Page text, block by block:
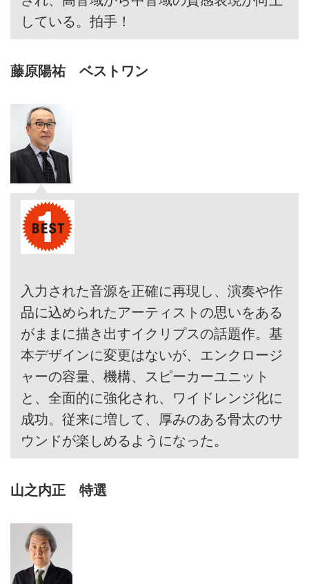
している。拍手！
藤原陽祐 ベストワン
入力された音源を正確に再現し、演奏や作
品に込められたアーティストの思いをある
がままに描き出すイクリプスの話題作。基
本デザインに変更はないが、エンクロージ
ャーの容量、機構、スピーカーユニット
と、全面的に強化され、ワイドレンジ化に
成功。従来に増して、厚みのある骨太のサ
ウンドが楽しめるようになった。
山之内正 特選